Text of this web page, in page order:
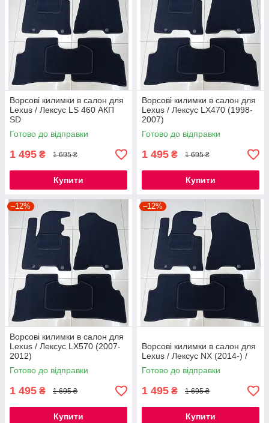
Ворсові килимки в салон для
Lexus / Лексус LS 460 АКП
SD
Готово до відправки
1 495 ₴ 1 695 ₴
Купити
Ворсові килимки в салон для
Lexus / Лексус LX470 (1998-
2007)
Готово до відправки
1 495 ₴ 1 695 ₴
Купити
–12%
Ворсові килимки в салон для
Lexus / Лексус LХ570 (2007-
2012)
Готово до відправки
1 495 ₴ 1 695 ₴
Купити
–12%
Ворсові килимки в салон для
Lexus / Лексус NX (2014-) /
Готово до відправки
1 495 ₴ 1 695 ₴
Купити